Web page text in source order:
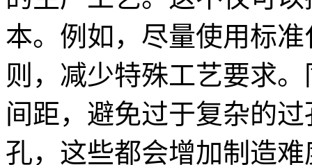
本。例如，尽量使用标
则，减少特殊工艺要求
间距，避免过于复杂的
孔，这些都会增加制造